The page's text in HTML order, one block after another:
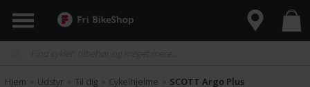
Hjem > Udstyr > Til dig > Cykelhjelme > SCOTT Argo Plus